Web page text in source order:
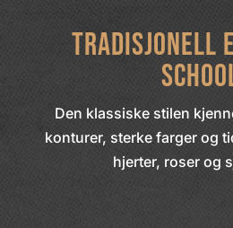
Tradisjonell
Den klassiske stilen
konturer, sterke farger og
hjerter, roser og